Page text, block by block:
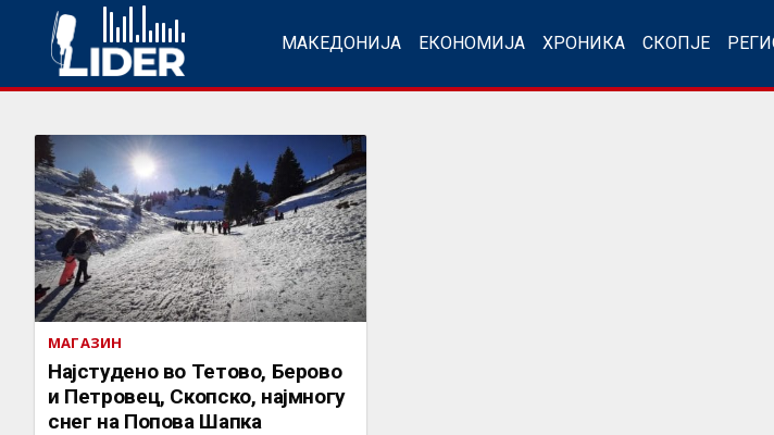
МАКЕДОНИЈА ЕКОНОМИЈА ХРОНИКА СКОПЈЕ
МАГАЗИН
Најстудено во Тетово, Берово
и Петровец, Скопско, најмногу
снег на Попова Шапка